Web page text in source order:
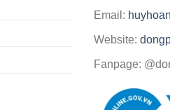
Email:
Website:
Fanpage: